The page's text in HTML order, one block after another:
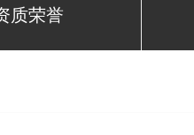
质荣誉